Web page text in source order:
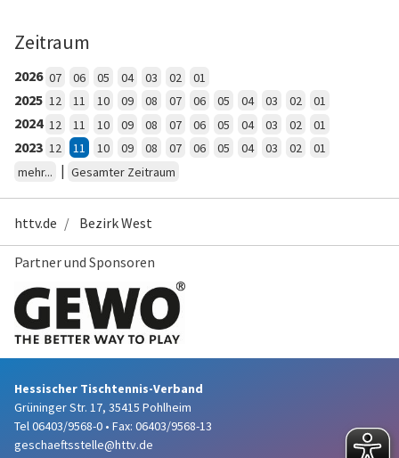
Zeitraum
2026 07 06 05 04 03 02 01
2025 12 11 10 09 08 07 06 05 04 03 02 01
2024 12 11 10 09 08 07 06 05 04 03 02 01
2023 12 11 10 09 08 07 06 05 04 03 02
01
mehr...
| Gesamter Zeitraum
httv.de Bezirk West
Partner und Sponsoren
Hessischer Tischtennis-Verband
Grüninger Str. 17, 35415 Pohlheim
Tel 06403/9568-0 • Fax: 06403/9568-13
geschaeftsstelle@httv.de